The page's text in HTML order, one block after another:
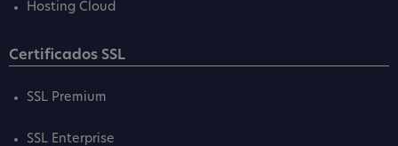
Hosting Cloud
Certificados SSL
SSL Premium
SSL Enterprise